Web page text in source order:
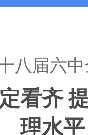
八届六
看齐
理水平